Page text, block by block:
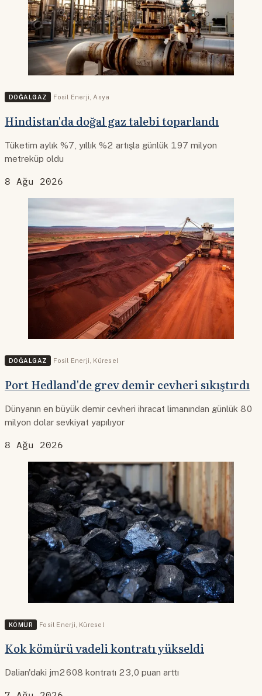
DOĞALGAZ Fosil Enerji Asya
Hindistan'da doğal gaz talebi toparlandı
Tüketim aylık %7, yıllık %2 artışla günlük 197 milyon
metreküp oldu
8 Ağu 2026
DOĞALGAZ Fosil Enerji, Küresel
Port Hedland'de grev demir cevheri sıkıştırdı
Dünyanın en büyük demir cevheri ihracat limanından günlük 80
milyon dolar sevkiyat yapılıyor
8 Ağu 2026
KÖMÜR Fosil Enerji Küresel
Kok kömürü vadeli kontratı yükseldi
Dalian'daki jm2608 kontratı 23,0 puan arttı